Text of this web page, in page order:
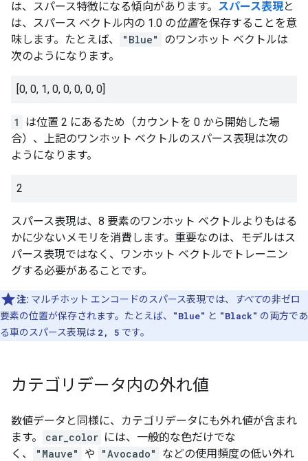
は、スパース特徴になる傾向があります。 スパース表現と
は、スパース ベクトル内の 1.0 の位置を保存することを意
味します。たとえば、
"Blue"
のワンホット ベクトルは
次のようになります。
[0, 0, 1, 0, 0, 0, 0, 0]
1
は位置 2 にあるため（カウントを 0 から開始した場
合）、上記のワンホット ベクトルのスパース表現は次の
ようになります。
2
スパース表現は、8 要素のワンホット ベクトルよりもはる
かに少ないメモリを消費します。重要なのは、モデルはス
パース表現ではなく、ワンホット ベクトルでトレーニン
グする必要があることです。
注: マルチホット エンコードのスパース表現では、 すべての非ゼロ
要素の位置が保存されます。たとえば、
"Blue" と "Black" の両方であ
る車のスパース表現は 2, 5 です。
カテゴリデータ内の外れ値
数値データと同様に、カテゴリデータにも外れ値が含まれ
ます。
car_color には、一般的な色だけでな
く、
"Mauve" や "Avocado"
などの使用頻度の低い外れ